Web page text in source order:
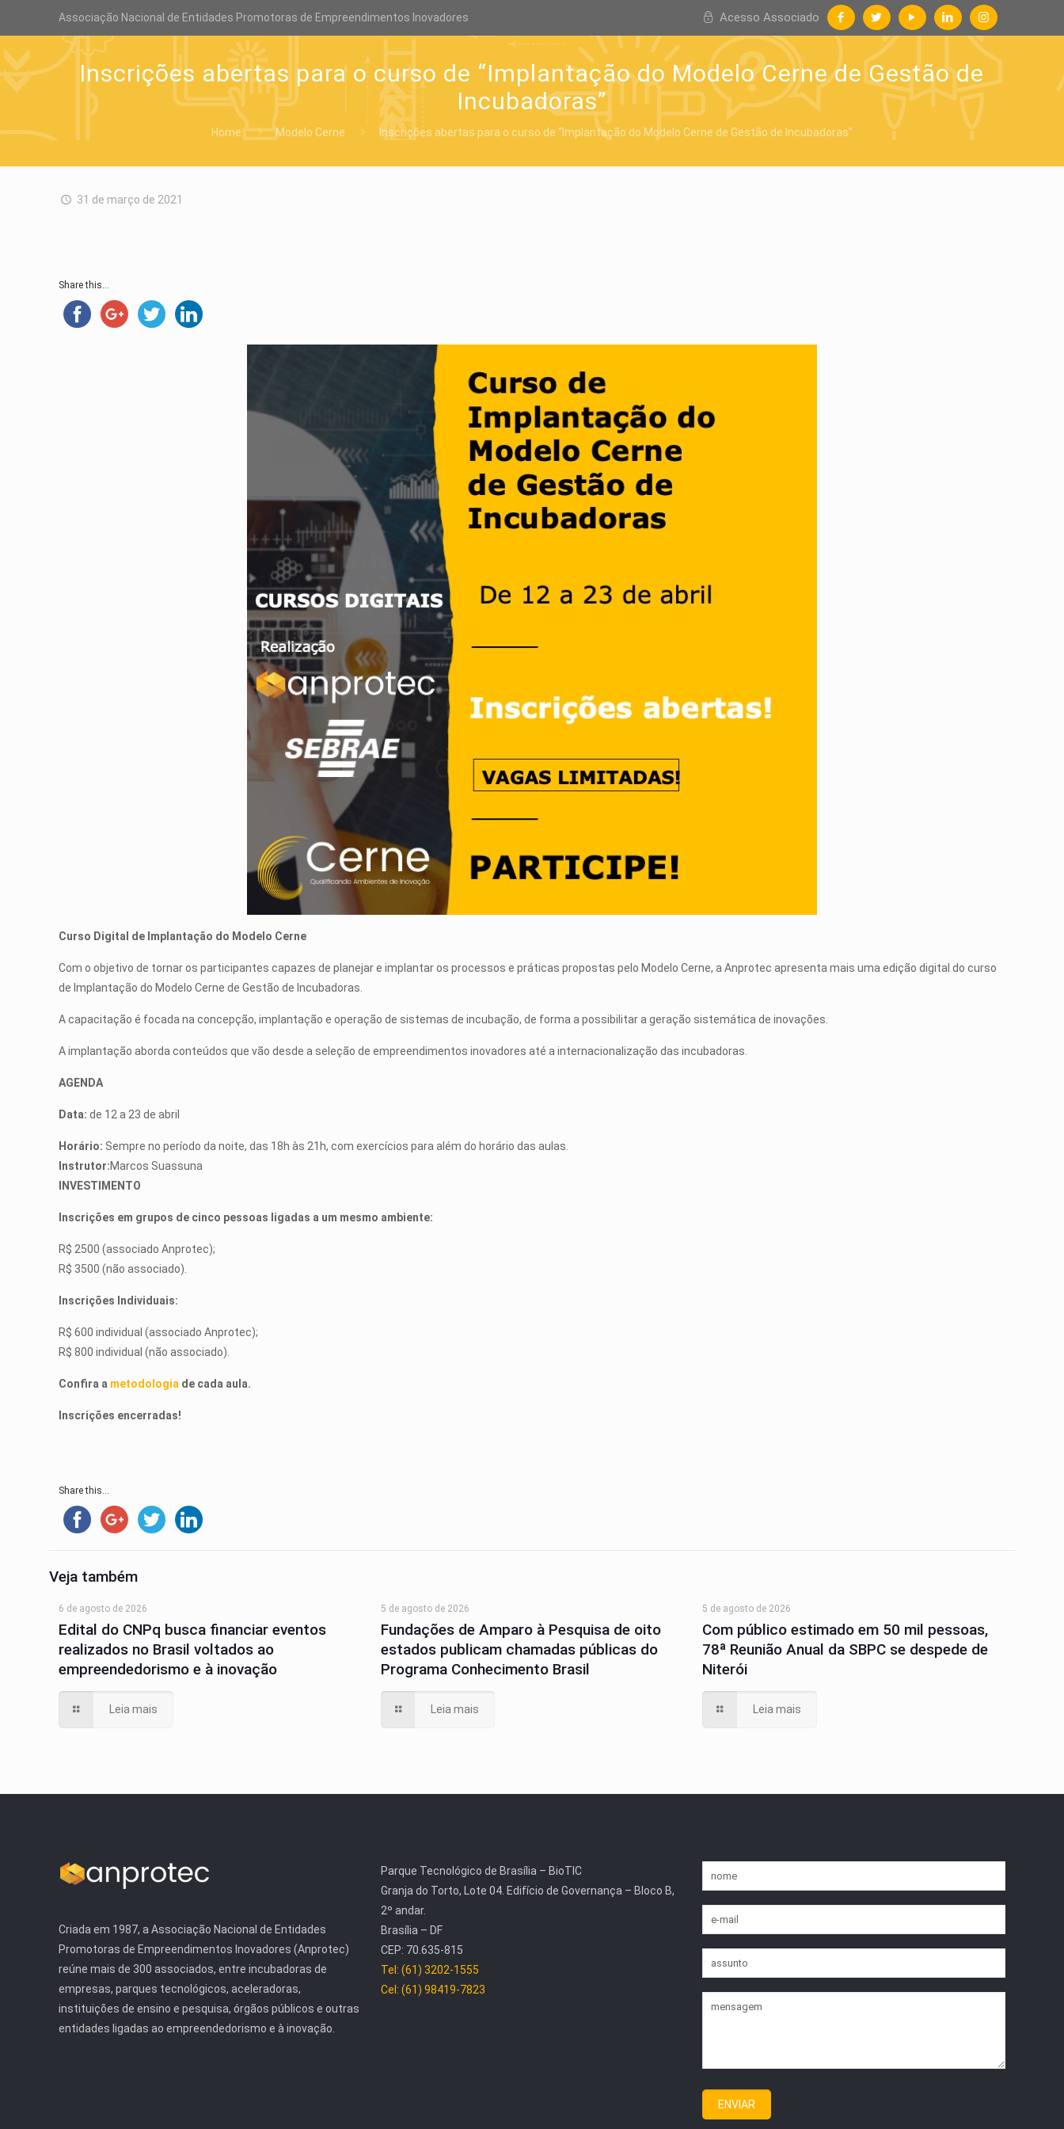
Associação Nacional de Entidades Promotoras de Empreendimentos Inovadores Acesso Associado
Inscrições abertas para o curso de “Implantação do Modelo Cerne de Gestão de
Incubadoras”
Home Modelo Cerne Inscrições abertas para o curso de “Implantação do Modelo Cerne de Gestão de Incubadoras”
31 de março de 2021
Share this...
Curso Digital de Implantação do Modelo Cerne
Com o objetivo de tornar os participantes capazes de planejar e implantar os processos e práticas propostas pelo Modelo Cerne, a Anprotec apresenta mais uma edição digital do curso
de Implantação do Modelo Cerne de Gestão de Incubadoras.
A capacitação é focada na concepção, implantação e operação de sistemas de incubação, de forma a possibilitar a geração sistemática de inovações.
A implantação aborda conteúdos que vão desde a seleção de empreendimentos inovadores até a internacionalização das incubadoras.
AGENDA
Data: de 12 a 23 de abril
Horário: Sempre no período da noite, das 18h às 21h, com exercícios para além do horário das aulas.
Instrutor:Marcos Suassuna
INVESTIMENTO
Inscrições em grupos de cinco pessoas ligadas a um mesmo ambiente:
R$ 2500 (associado Anprotec);
R$ 3500 (não associado).
Inscrições Individuais:
R$ 600 individual (associado Anprotec);
R$ 800 individual (não associado).
Confira a metodologia de cada aula.
Inscrições encerradas!
Share this...
Veja também
6 de agosto de 2026
Edital do CNPq busca financiar eventos
realizados no Brasil voltados ao
empreendedorismo e à inovação
Leia mais
5 de agosto de 2026
Fundações de Amparo à Pesquisa de oito
estados publicam chamadas públicas do
Programa Conhecimento Brasil
Leia mais
5 de agosto de 2026
Com público estimado em 50 mil pessoas,
78ª Reunião Anual da SBPC se despede de
Niterói
Leia mais
Criada em 1987, a Associação Nacional de Entidades
Promotoras de Empreendimentos Inovadores (Anprotec)
reúne mais de 300 associados, entre incubadoras de
empresas, parques tecnológicos, aceleradoras,
instituições de ensino e pesquisa, órgãos públicos e outras
entidades ligadas ao empreendedorismo e à inovação.
Parque Tecnológico de Brasília – BioTIC
Granja do Torto, Lote 04. Edifício de Governança – Bloco B,
2º andar.
Brasília – DF
CEP: 70.635-815
Tel: (61) 3202-1555
Cel: (61) 98419-7823